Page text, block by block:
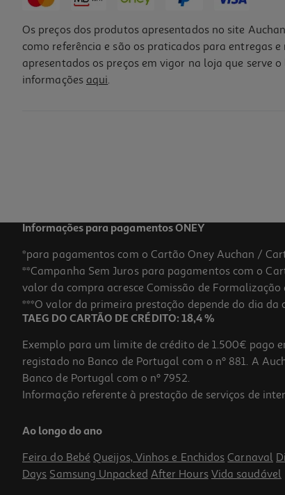
14.99 €/un
14,99 €
Os preços dos produtos apresentados no site
como referência e são os praticados para entregas
apresentados os preços em vigor na loja que serve
informações aqui.
Informações para pagamentos ONEY
*para pagamentos com o Cartão Oney Auchan /
**Campanha Sem Juros para pagamentos com o
valor da compra acresce Comissão de
***O valor da primeira prestação depende do dia
TAEG DO CARTÃO DE CRÉDITO: 18,4 %
Exemplo para um limite de crédito de 1.500€ pago
registado no Banco de Portugal com o nº 881. A
Banco de Portugal com o nº 7952.
Informação referente à prestação de serviços de
Ao longo do ano
Feira do Bebé Queijos, Vinhos e Enchidos Carnaval
Days Samsung Unpacked After Hours Vida saudável